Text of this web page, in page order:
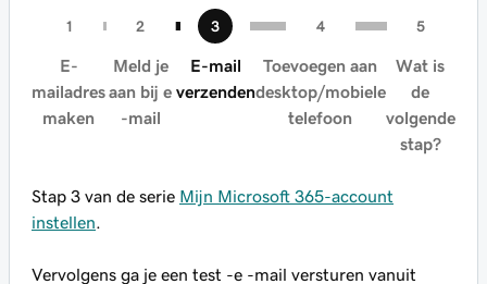
E-
mailadres
maken
Meld je
aan bij e
-mail
E-mail
verzenden
Toevoegen aan
desktop/mobiele
telefoon
Wat is
de
volgende
stap?
Stap 3 van de serie Mijn Microsoft 365-account
instellen
Vervolgens ga je een test -e -mail versturen vanuit